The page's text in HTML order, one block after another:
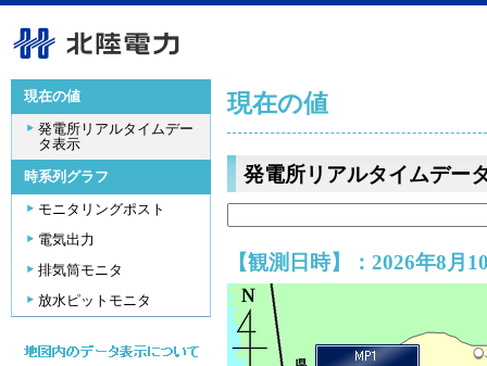
現在の値
発電所リアルタイムデー
タ表示
時系列グラフ
モニタリングポスト
電気出力
排気筒モニタ
放水ピットモニタ
現在の値
発電所リアルタイムデー
【観測日時】：2026年8月